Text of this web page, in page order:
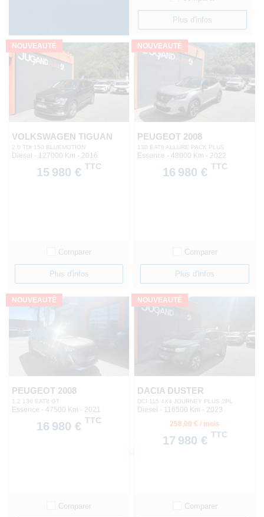
Plus d'infos
NOUVEAUTÉ
VOLKSWAGEN TIGUAN
2.0 TDI 150 BLUEMOTION
Diesel - 127000 Km - 2016
15 980 € TTC
Comparer
Plus d'infos
NOUVEAUTÉ
PEUGEOT 2008
130 EAT8 ALLURE PACK PLUS
Essence - 48000 Km - 2022
16 980 € TTC
Comparer
Plus d'infos
NOUVEAUTÉ
PEUGEOT 2008
1.2 130 EAT8 GT
Essence - 47500 Km - 2021
16 980 € TTC
Comparer
NOUVEAUTÉ
DACIA DUSTER
DCI 115 4X4 JOURNEY PLUS 2PL
Diesel - 116500 Km - 2023
258,00 € / mois
17 980 € TTC
Comparer